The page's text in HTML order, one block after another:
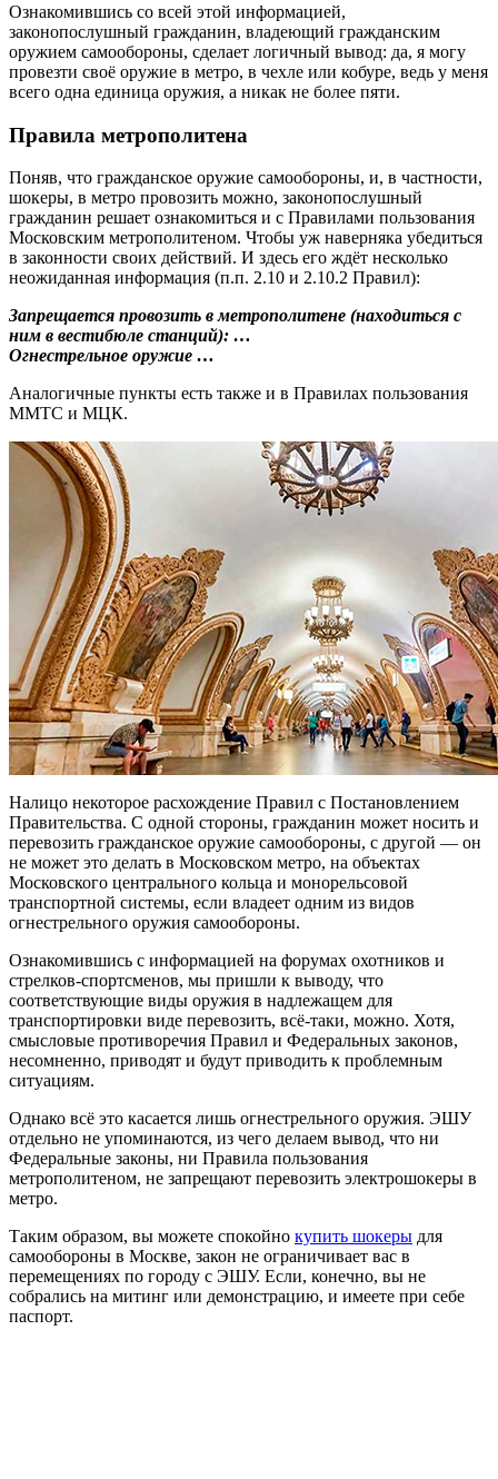
Ознакомившись со всей этой информацией,
законопослушный гражданин, владеющий гражданским
оружием самообороны, сделает логичный вывод: да, я могу
провезти своё оружие в метро, в чехле или кобуре, ведь у меня
всего одна единица оружия, а никак не более пяти.
Правила метрополитена
Поняв, что гражданское оружие самообороны, и, в частности,
шокеры, в метро провозить можно, законопослушный
гражданин решает ознакомиться и с Правилами пользования
Московским метрополитеном. Чтобы уж наверняка убедиться
в законности своих действий. И здесь его ждёт несколько
неожиданная информация (п.п. 2.10 и 2.10.2 Правил):
Запрещается провозить в метрополитене (находиться с
ним в вестибюле станций): …
Огнестрельное оружие …
Аналогичные пункты есть также и в Правилах пользования
ММТС и МЦК.
Налицо некоторое расхождение Правил с Постановлением
Правительства. С одной стороны, гражданин может носить и
перевозить гражданское оружие самообороны, с другой — он
не может это делать в Московском метро, на объектах
Московского центрального кольца и монорельсовой
транспортной системы, если владеет одним из видов
огнестрельного оружия самообороны.
Ознакомившись с информацией на форумах охотников и
стрелков-спортсменов, мы пришли к выводу, что
соответствующие виды оружия в надлежащем для
транспортировки виде перевозить, всё-таки, можно. Хотя,
смысловые противоречия Правил и Федеральных законов,
несомненно, приводят и будут приводить к проблемным
ситуациям.
Однако всё это касается лишь огнестрельного оружия. ЭШУ
отдельно не упоминаются, из чего делаем вывод, что ни
Федеральные законы, ни Правила пользования
метрополитеном, не запрещают перевозить электрошокеры в
метро.
Таким образом, вы можете спокойно купить шокеры для
самообороны в Москве, закон не ограничивает вас в
перемещениях по городу с ЭШУ. Если, конечно, вы не
собрались на митинг или демонстрацию, и имеете при себе
паспорт.